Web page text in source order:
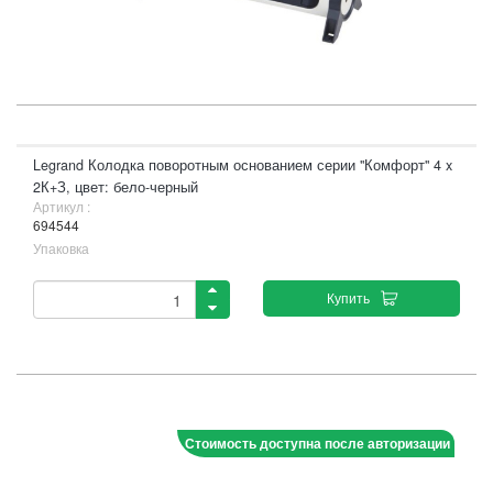
Legrand Колодка поворотным основанием серии "Комфорт" 4 x
2К+З, цвет: бело-черный
Артикул :
694544
Упаковка
Купить
Стоимость доступна после авторизации